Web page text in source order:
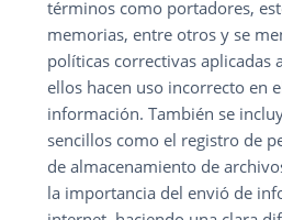
términos como portadores,
memorias, entre otros y se
políticas correctivas aplicadas
ellos hacen uso incorrecto en
información. También se
sencillos como el registro de
de almacenamiento de
la importancia del envió de